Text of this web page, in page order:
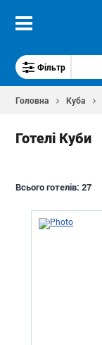
Фільтр
Головна Куба
Готелі Куби
Всього готелів:27